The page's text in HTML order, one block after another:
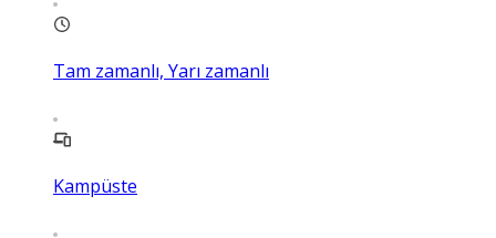
Tam zamanlı, Yarı zamanlı
Kampüste